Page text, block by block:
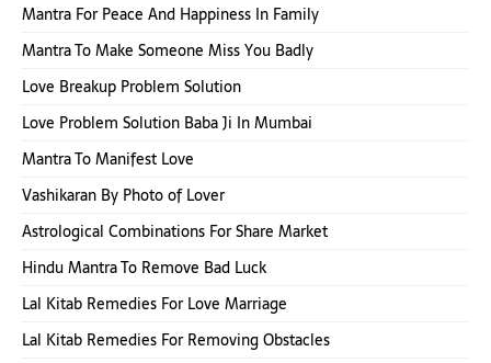
Mantra For Peace And Happiness In Family
Mantra To Make Someone Miss You Badly
Love Breakup Problem Solution
Love Problem Solution Baba Ji In Mumbai
Mantra To Manifest Love
Vashikaran By Photo of Lover
Astrological Combinations For Share Market
Hindu Mantra To Remove Bad Luck
Lal Kitab Remedies For Love Marriage
Lal Kitab Remedies For Removing Obstacles